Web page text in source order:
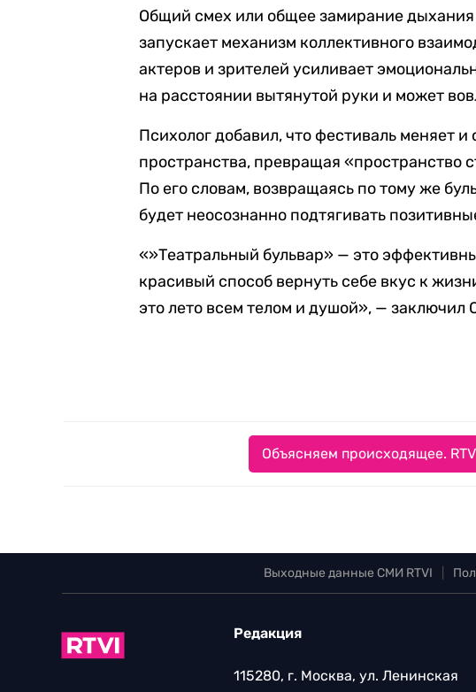
Общий смех или общее замирание
запускает механизм коллективного
актеров и зрителей усиливает
на расстоянии вытянутой руки и может
Психолог добавил, что фестиваль меняет
пространства, превращая «пространство
По его словам, возвращаясь по тому же
будет неосознанно подтягивать
«»Театральный бульвар» — это
красивый способ вернуть себе вкус к
это лето всем телом и душой», — заключил
Объясняем происходящее.
Выходные данные СМИ RTVI
Редакция
115280, г. Москва, ул. Ленинская